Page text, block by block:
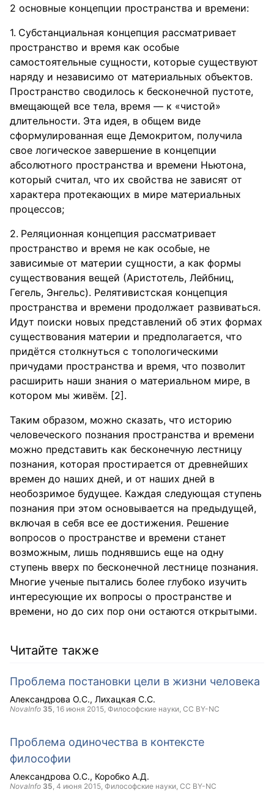
2 основные концепции пространства и времени:
Субстанциальная концепция рассматривает
пространство и время как особые
самостоятельные сущности, которые существуют
наряду и независимо от материальных объектов.
Пространство сводилось к бесконечной пустоте,
вмещающей все тела, время — к «чистой»
длительности. Эта идея, в общем виде
сформулированная еще Демокритом, получила
свое логическое завершение в концепции
абсолютного пространства и времени Ньютона,
который считал, что их свойства не зависят от
характера протекающих в мире материальных
процессов;
Реляционная концепция рассматривает
пространство и время не как особые, не
зависимые от материи сущности, а как формы
существования вещей (Аристотель, Лейбниц,
Гегель, Энгельс). Релятивистская концепция
пространства и времени продолжает развиваться.
Идут поиски новых представлений об этих формах
существования материи и предполагается, что
придётся столкнуться с топологическими
причудами пространства и время, что позволит
расширить наши знания о материальном мире, в
котором мы живём. [2].
Таким образом, можно сказать, что историю
человеческого познания пространства и времени
можно представить как бесконечную лестницу
познания, которая простирается от древнейших
времен до наших дней, и от наших дней в
необозримое будущее. Каждая следующая ступень
познания при этом основывается на предыдущей,
включая в себя все ее достижения. Решение
вопросов о пространстве и времени станет
возможным, лишь поднявшись еще на одну
ступень вверх по бесконечной лестнице познания.
Многие ученые пытались более глубоко изучить
интересующие их вопросы о пространстве и
времени, но до сих пор они остаются открытыми.
Читайте также
Проблема постановки цели в жизни человека
Александрова О.С. Лихацкая С.С.
NovaInfo 35, 16 июня 2015, Философские науки, CC BY-NC
Проблема одиночества в контексте
философии
Александрова О.С. Коробко А.Д.
NovaInfo 35, 4 июня 2015, Философские науки, CC BY-NC